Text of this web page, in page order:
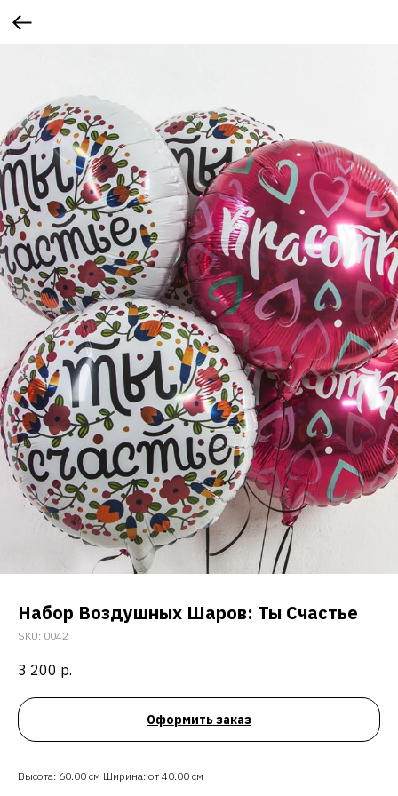
Набор Воздушных Шаров: Ты Счастье
SKU: 0042
3 200 р.
Оформить заказ
Высота: 60.00 см Ширина: от 40.00 см